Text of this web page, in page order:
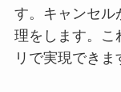
す。キャンセル
理をします。こ
リで実現できま